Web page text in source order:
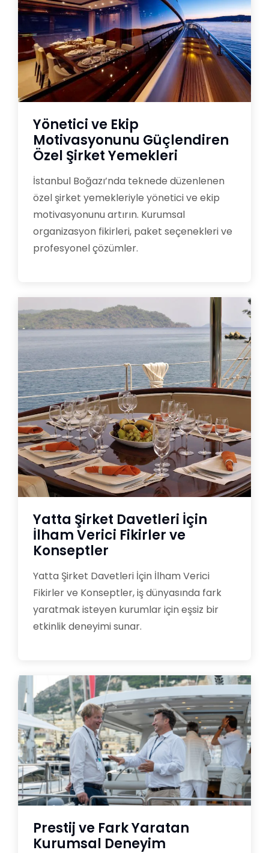
Yönetici ve Ekip
Motivasyonunu Güçlendiren
Özel Şirket Yemekleri
İstanbul Boğazı’nda teknede düzenlenen
özel şirket yemekleriyle yönetici ve ekip
motivasyonunu artırın. Kurumsal
organizasyon fikirleri, paket seçenekleri ve
profesyonel çözümler.
Yatta Şirket Davetleri İçin
İlham Verici Fikirler ve
Konseptler
Yatta Şirket Davetleri İçin İlham Verici
Fikirler ve Konseptler, iş dünyasında fark
yaratmak isteyen kurumlar için eşsiz bir
etkinlik deneyimi sunar.
Prestij ve Fark Yaratan
Kurumsal Deneyim